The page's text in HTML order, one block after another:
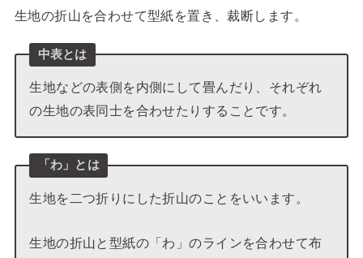
生地の折山を合わせて型紙を置き、裁断します。
中表とは
生地などの表側を内側にして畳んだり、それぞれ
の生地の表同士を合わせたりすることです。
「わ」とは
生地を二つ折りにした折山のことをいいます。
生地の折山と型紙の「わ」のラインを合わせて布